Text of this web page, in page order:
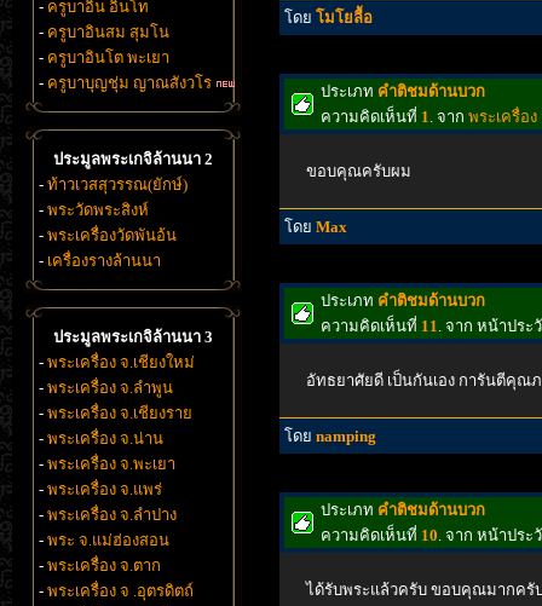
- ครูบาอิน อินโท
- ครูบาอินสม สุมโน
- ครูบาอินโต พะเยา
- ครูบาบุญชุ่ม ญาณสังวโร
ประมูลพระเกจิล้านนา 2
- ท้าวเวสสุวรรณ(ยักษ์)
- พระวัดพระสิงห์
- พระเครื่องวัดพันอ้น
- เครื่องรางล้านนา
ประมูลพระเกจิล้านนา 3
- พระเครื่อง จ.เชียงใหม่
- พระเครื่อง จ.ลำพูน
- พระเครื่อง จ.เชียงราย
- พระเครื่อง จ.น่าน
- พระเครื่อง จ.พะเยา
- พระเครื่อง จ.แพร่
- พระเครื่อง จ.ลำปาง
- พระ จ.แม่ฮ่องสอน
- พระเครื่อง จ.ตาก
- พระเครื่อง จ .อุตรดิตถ์
โดย โมโยลื้อ
ประเภท คำติชมด้านบวก
ความคิดเห็นที่ 1. จาก พระเครื่อ
ขอบคุณครับผม
โดย Max
ประเภท คำติชมด้านบวก
ความคิดเห็นที่ 11. จาก หน้าประ
อัทธยาศัยดี เป็นกันเอง การันตีคุณ
โดย namping
ประเภท คำติชมด้านบวก
ความคิดเห็นที่ 10. จาก หน้าประ
ได้รับพระแล้วครับ ขอบคุณมากครั